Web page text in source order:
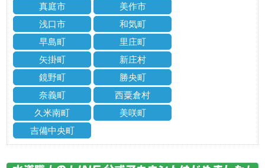
真庭市
美作市
浅口市
和気町
早島町
里庄町
矢掛町
新庄村
鏡野町
勝央町
奈義町
西粟倉村
久米南町
美咲町
吉備中央町